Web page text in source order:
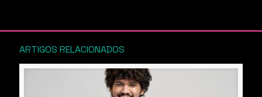
ARTIGOS RELACIONADOS